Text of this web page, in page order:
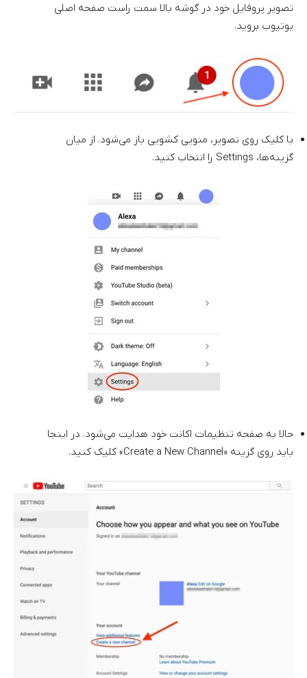
تصویر پروفایل خود در گوشه بالا سمت راست صفحه اصلی
یوتیوب بروید.
با کلیک روی تصویر، منویی کشویی باز می‌شود. از میان
گزینه‌ها، Settings را انتخاب کنید.
حالا به صفحه تنظیمات اکانت خود هدایت می‌شود. در اینجا
باید روی گزینه «Create a New Channel» کلیک کنید.